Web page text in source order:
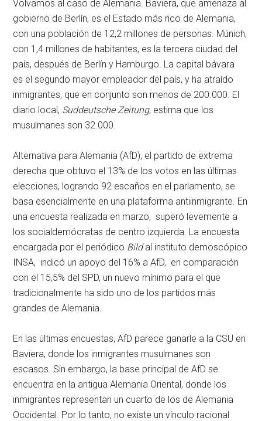
Volvamos al caso de Alemania. Baviera, que amenaza al
gobierno de Berlín, es el Estado más rico de Alemania,
con una población de 12,2 millones de personas. Múnich,
con 1,4 millones de habitantes, es la tercera ciudad del
país, después de Berlín y Hamburgo. La capital bávara
es el segundo mayor empleador del país, y ha atraído
inmigrantes, que en conjunto son menos de 200.000. El
diario local, Suddeutsche Zeitung, estima que los
musulmanes son 32.000.
Alternativa para Alemania (AfD), el partido de extrema
derecha que obtuvo el 13% de los votos en las últimas
elecciones, logrando 92 escaños en el parlamento, se
basa esencialmente en una plataforma antiinmigrante. En
una encuesta realizada en marzo, superó levemente a
los socialdemócratas de centro izquierda. La encuesta
encargada por el periódico Bildal instituto demoscópico
INSA, indicó un apoyo del 16% a AfD, en comparación
con el 15,5% del SPD, un nuevo mínimo para el que
tradicionalmente ha sido uno de los partidos más
grandes de Alemania.
En las últimas encuestas, AfD parece ganarle a la CSU en
Baviera, donde los inmigrantes musulmanes son
escasos. Sin embargo, la base principal de AfD se
encuentra en la antigua Alemania Oriental, donde los
inmigrantes representan un cuarto de los de Alemania
Occidental. Por lo tanto, no existe un vínculo racional